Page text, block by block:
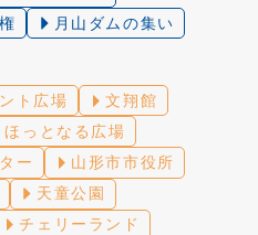
月山ダムの集い
ト広場
文翔館
ほっとなる広場
ー
山形市市役所
天童公園
チェリーランド